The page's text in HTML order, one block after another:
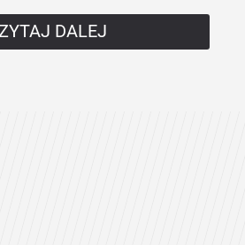
DALEJ